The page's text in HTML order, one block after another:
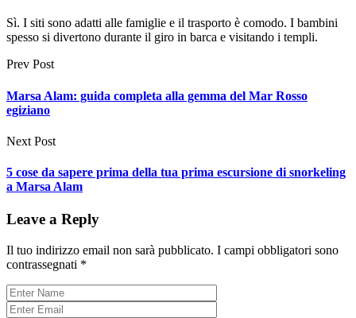
Sì. I siti sono adatti alle famiglie e il trasporto è comodo. I bambini
spesso si divertono durante il giro in barca e visitando i templi.
Prev Post
Marsa Alam: guida completa alla gemma del Mar Rosso
egiziano
Next Post
5 cose da sapere prima della tua prima escursione di snorkeling
a Marsa Alam
Leave a Reply
Il tuo indirizzo email non sarà pubblicato. I campi obbligatori sono
contrassegnati *